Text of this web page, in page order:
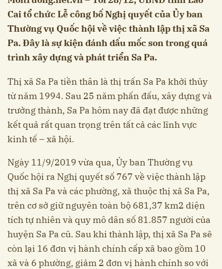
Cai tổ chức Lễ công bố Nghị quyết của Ủy ban
Thường vụ Quốc hội về việc thành lập thị xã Sa
Pa. Đây là sự kiện đánh dấu mốc son trong quá
trình xây dựng và phát triển Sa Pa.
Thị xã Sa Pa tiền thân là thị trấn Sa Pa khởi thủy
từ năm 1994. Sau 25 năm phấn đấu, xây dựng và
trưởng thành, Sa Pa hôm nay đã đạt được những
kết quả rất quan trọng trên tất cả các lĩnh vực
kinh tế – xã hội.
Ngày 11/9/2019 vừa qua, Ủy ban Thường vụ
Quốc hội ra Nghị quyết số 767 về việc thành lập
thị xã Sa Pa và các phường, xã thuộc thị xã Sa Pa,
trên cơ sở giữ nguyên toàn bộ 681,37 km2 diện
tích tự nhiên và quy mô dân số 81.857 người của
huyện Sa Pa cũ. Sau khi thành lập, thị xã Sa Pa sẽ
còn lại 16 đơn vị hành chính cấp xã bao gồm 10
xã và 6 phường, giảm 2 đơn vị hành chính so với